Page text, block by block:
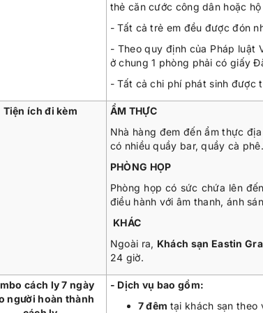
thẻ căn cước công dân hoặc
- Tất cả trẻ em đều được đón
- Theo quy định của Pháp luật
ở chung 1 phòng phải có giấy
- Tất cả chi phí phát sinh được
Tiện ích đi kèm
ẨM THỰC
Nhà hàng đem đến ẩm thực
có nhiều quầy bar, quầy cà phê.
PHÒNG HỌP
Phòng họp có sức chứa lên
điều hành với âm thanh, ánh
KHÁC
Ngoài ra, Khách sạn Eastin
24 giờ.
cách ly 7 ngày
người hoàn thành
- Dịch vụ bao gồm:
7 đêm tại khách sạn theo